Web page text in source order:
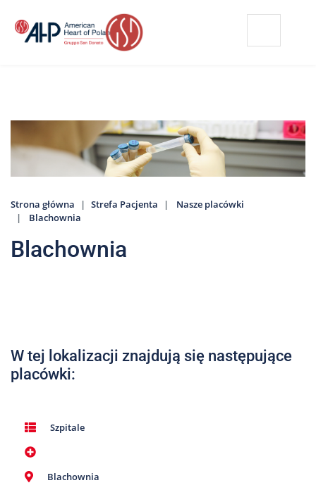
treści
Strefa
Pacjenta
O
nas
Marki
AHP
Galeria
302
Strona główna Strefa Pacjenta
Nasze placówki
Blachownia
Blachownia
W tej lokalizacji znajdują się następujące
placówki:
Szpitale
Blachownia